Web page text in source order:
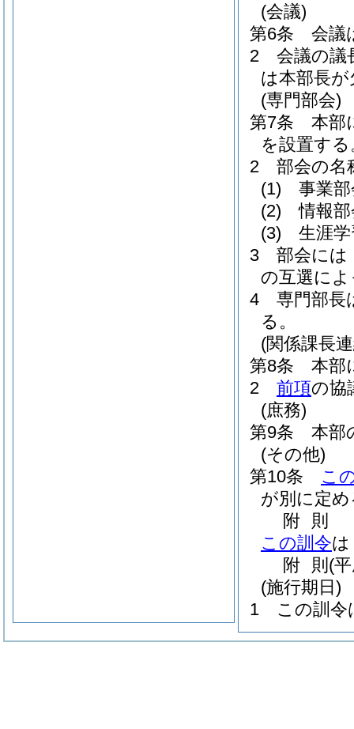
(会議)
第6条
会議
2
会議の議
は本部長
(専門部会)
第7条
本部
を設置する
2
部会の名
(1)
事業
(2)
情報
(3)
生涯
3
部会には
の互選に
4
専門部長
る。
(関係課長
第8条
本部
2
前項の協
(庶務)
第9条
本部
(その他)
第10条
こ
が別に定
附 則
この訓令は
附 則 (
(施行期日)
1
この訓令